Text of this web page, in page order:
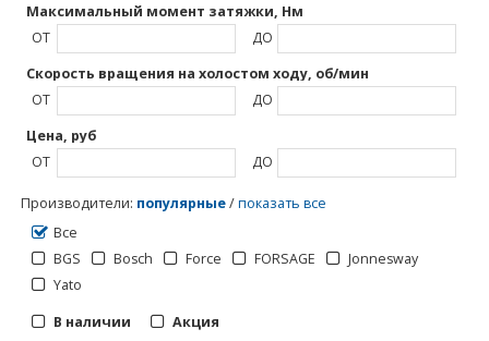
Максимальный момент затяжки, Нм
ОТ
ДО
Скорость вращения на холостом ходу, об/мин
ОТ
ДО
Цена, руб
ОТ
ДО
Производители: популярные/показать все
Все
BGS
Bosch Force FORSAGE
Jonnesway
Yato
В наличии
Акция
1 2